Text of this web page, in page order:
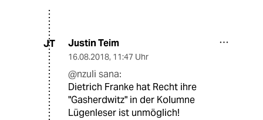
JT Justin Teim
16.08.2018, 11:47 Uhr
@nzuli sana:
Dietrich Franke hat Recht ihre
"Gasherdwitz" in der Kolumne
Lügenleser ist unmöglich!